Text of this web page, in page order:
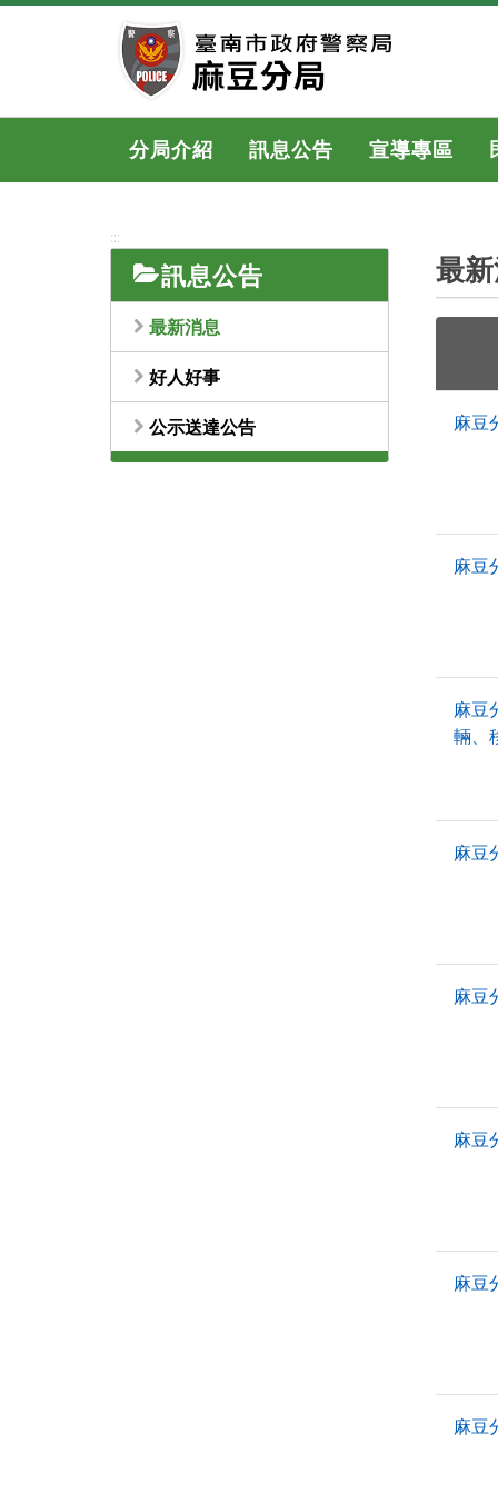
跳
內
分局介紹 訊息公告 宣導專區
:::
訊息公告
最新消息
好人好事
公示送達公告
最
麻豆
麻豆
麻豆
輛、
麻豆
麻豆
麻豆
麻豆
麻豆